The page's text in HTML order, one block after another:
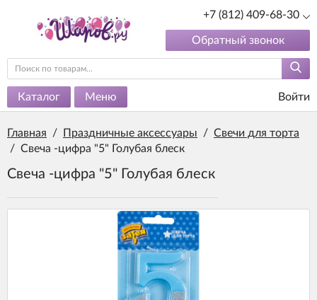
+7 (812) 409-68-30
Обратный звонок
Каталог Меню Войти
Главная / Праздничные аксессуары / Свечи для торта
/ Свеча -цифра "5" Голубая блеск
Свеча -цифра "5" Голубая блеск